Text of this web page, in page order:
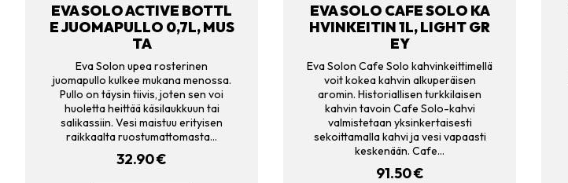
EVA SOLO ACTIVE BOTTL
E JUOMAPULLO 0,7L, MUS
TA
Eva Solon upea rosterinen
juomapullo kulkee mukana menossa.
Pullo on täysin tiivis, joten sen voi
huoletta heittää käsilaukkuun tai
salikassiin. Vesi maistuu erityisen
raikkaalta ruostumattomasta…
32.90€
EVA SOLO CAFE SOLO KA
HVINKEITIN 1L, LIGHT GR
EY
Eva Solon Cafe Solo kahvinkeittimellä
voit kokea kahvin alkuperäisen
aromin. Historiallisen turkkilaisen
kahvin tavoin Cafe Solo-kahvi
valmistetaan yksinkertaisesti
sekoittamalla kahvi ja vesi vapaasti
keskenään. Cafe…
91.50€